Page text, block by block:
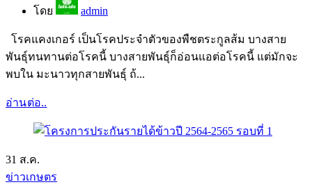
โดย admin
โรคแคงเกอร์ เป็นโรคประจำตัวของพืชตระกูลส้ม บางสาย
พันธุ์ทนทานต่อโรคนี้ บางสายพันธุ์ก็อ่อนแอต่อโรคนี้ แต่มักจะ
พบใน มะนาวทุกสายพันธุ์ ถ้...
อ่านต่อ..
31 ส.ค.
ข่าวเกษตร